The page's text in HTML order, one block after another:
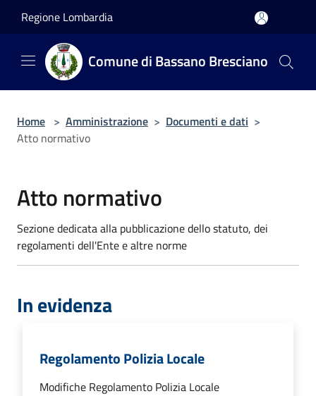
Regione Lombardia
Comune di Bassano Bresciano
Home > Amministrazione > Documenti e dati >
Atto normativo
Atto normativo
Sezione dedicata alla pubblicazione dello statuto, dei
regolamenti dell'Ente e altre norme
In evidenza
Regolamento Polizia Locale
Modifiche Regolamento Polizia Locale